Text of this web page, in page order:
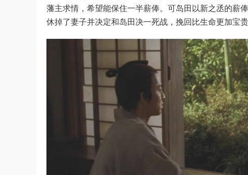
藩主求情，希望能保住一半薪俸。可岛田以新之丞的薪
休掉了妻子并决定和岛田决一死战，挽回比生命更加宝贵